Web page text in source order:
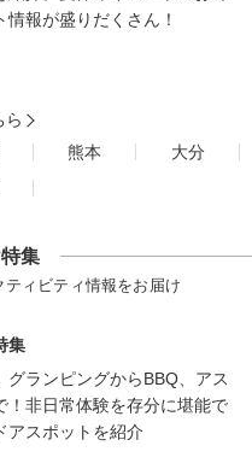
情報が盛りだくさん！
ら
熊本
大分
集
ィビティ情報をお届け
集
グランピングからBBQ、アス
！非日常体験を存分に堪能で
アスポットを紹介